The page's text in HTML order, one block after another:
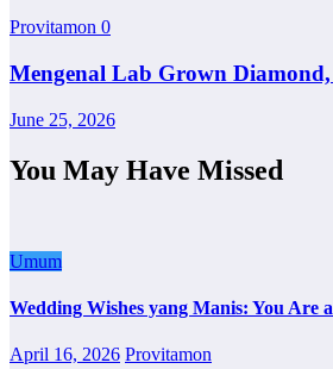
Provitamon 0
Mengenal Lab Grown
June 25, 2026
You May Have Missed
Umum
Wedding Wishes yang Manis: You Are
April 16, 2026 Provitamon